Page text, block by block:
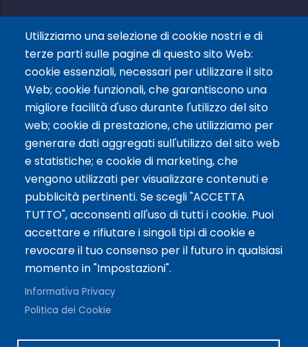
Link Social
Siamo Presenti Su
Utilizziamo una selezione di cookie nostri e di
terze parti sulle pagine di questo sito Web:
cookie essenziali, necessari per utilizzare il sito
Web; cookie funzionali, che garantiscono una
migliore facilità d'uso durante l'utilizzo del sito
web; cookie di prestazione, che utilizziamo per
generare dati aggregati sull'utilizzo del sito web
e statistiche; e cookie di marketing, che
vengono utilizzati per visualizzare contenuti e
pubblicità pertinenti. Se scegli "ACCETTA
TUTTO", acconsenti all'uso di tutti i cookie. Puoi
accettare e rifiutare i singoli tipi di cookie e
revocare il tuo consenso per il futuro in qualsiasi
momento in "Impostazioni".
Informativa Privacy
Politica dei Cookie